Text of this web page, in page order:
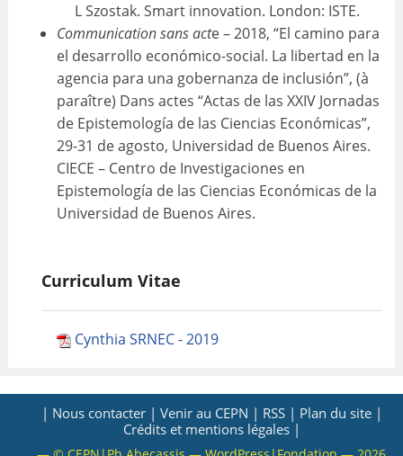
L Szostak. Smart innovation. London: ISTE.
Communication sans acte – 2018, “El camino para
el desarrollo económico-social. La libertad en la
agencia para una gobernanza de inclusión”, (à
paraître) Dans actes “Actas de las XXIV Jornadas
de Epistemología de las Ciencias Económicas”,
29-31 de agosto, Universidad de Buenos Aires.
CIECE – Centro de Investigaciones en
Epistemología de las Ciencias Económicas de la
Universidad de Buenos Aires.
Curriculum Vitae
Cynthia SRNEC - 2019
| Nous contacter | Venir au CEPN | RSS | Plan du site |
Crédits et mentions légales |